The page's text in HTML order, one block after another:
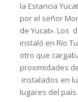
la Estancia
por el señor
de Yucat». Los
instaló en Río
otro que
proximidades
instalados en
lugares del país.